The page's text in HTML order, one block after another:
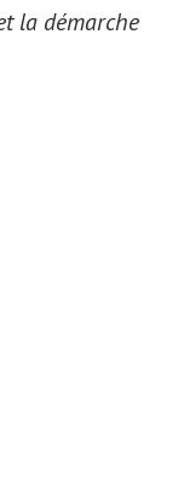
la démarche